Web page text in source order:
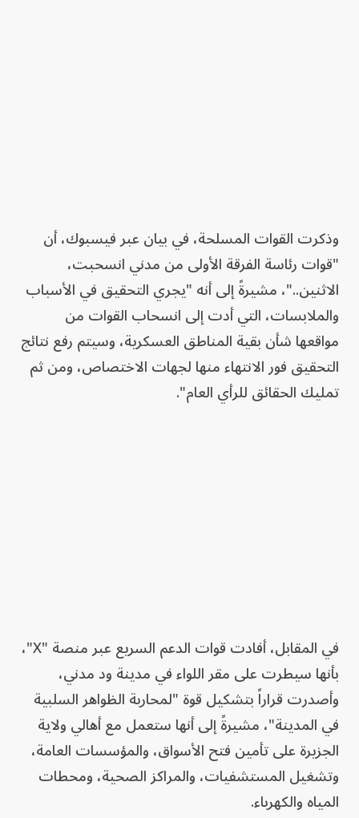
وذكرت القوات المسلحة، في بيان عبر فيسبوك، أن
"قوات رئاسة الفرقة الأولى من مدني انسحبت،
الاثنين.."، مشيرةً إلى أنه "يجري التحقيق في الأسباب
والملابسات، التي أدت إلى انسحاب القوات من
مواقعها شأن بقية المناطق العسكرية، وسيتم رفع نتائج
التحقيق فور الانتهاء منها لجهات الاختصاص، ومن ثم
تمليك الحقائق للرأي العام".
في المقابل، أفادت قوات الدعم السريع عبر منصة "X"،
بأنها سيطرت على مقر اللواء في مدينة ود مدني،
وأصدرت قراراً بتشكيل قوة "لمحاربة الظواهر السلبية
في المدينة"، مشيرةً إلى أنها ستعمل مع أهالي ولاية
الجزيرة على تأمين فتح الأسواق، والمؤسسات العامة،
وتشغيل المستشفيات، والمراكز الصحية، ومحطات
المياه والكهرباء.